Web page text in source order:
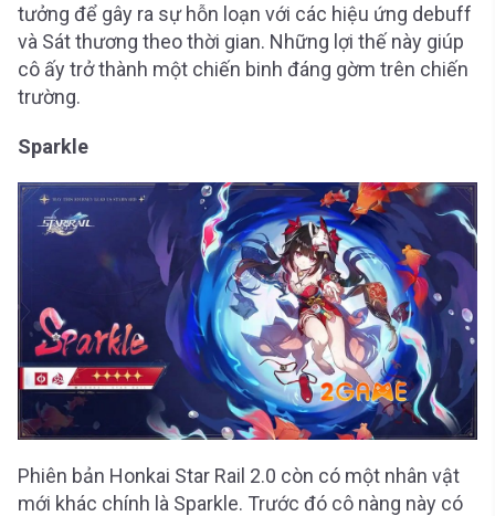
tưởng để gây ra sự hỗn loạn với các hiệu ứng debuff
và Sát thương theo thời gian. Những lợi thế này giúp
cô ấy trở thành một chiến binh đáng gờm trên chiến
trường.
Sparkle
Phiên bản Honkai Star Rail 2.0 còn có một nhân vật
mới khác chính là Sparkle. Trước đó cô nàng này có